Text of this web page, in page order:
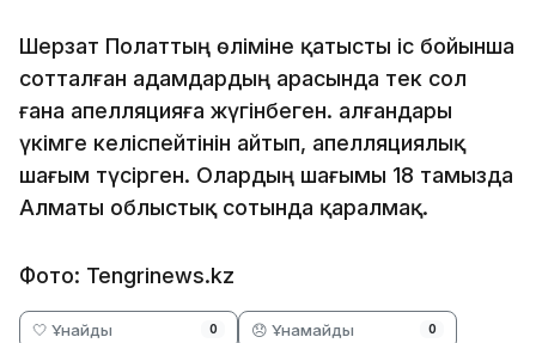
Шерзат Полаттың өліміне қатысты іс бойынша
сотталған адамдардың арасында тек сол
ғана апелляцияға жүгінбеген. Қалғандары
үкімге келіспейтінін айтып, апелляциялық
шағым түсірген. Олардың шағымы 18 тамызда
Алматы облыстық сотында қаралмақ.
Фото: Tengrinews.kz
🤍 Ұнайды 0 😞 Ұнамайды 0